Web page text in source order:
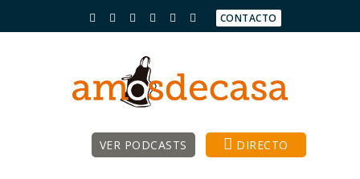
CONTACTO
DIRECTO
VER PODCASTS